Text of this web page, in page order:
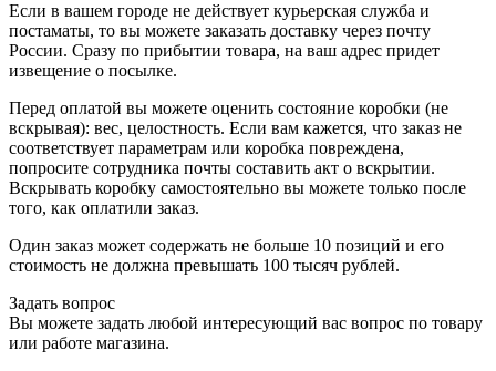
Если в вашем городе не действует курьерская служба и
постаматы, то вы можете заказать доставку через почту
России. Сразу по прибытии товара, на ваш адрес придет
извещение о посылке.
Перед оплатой вы можете оценить состояние коробки (не
вскрывая): вес, целостность. Если вам кажется, что заказ не
соответствует параметрам или коробка повреждена,
попросите сотрудника почты составить акт о вскрытии.
Вскрывать коробку самостоятельно вы можете только после
того, как оплатили заказ.
Один заказ может содержать не больше 10 позиций и его
стоимость не должна превышать 100 тысяч рублей.
Задать вопрос
Вы можете задать любой интересующий вас вопрос по товару
или работе магазина.